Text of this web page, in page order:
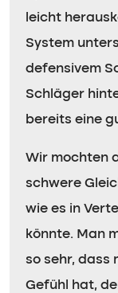
leicht
System
defensivem
Schläger
bereits eine
Wir mochten
schwere
wie es in
könnte. Man
so sehr, dass
Gefühl hat,